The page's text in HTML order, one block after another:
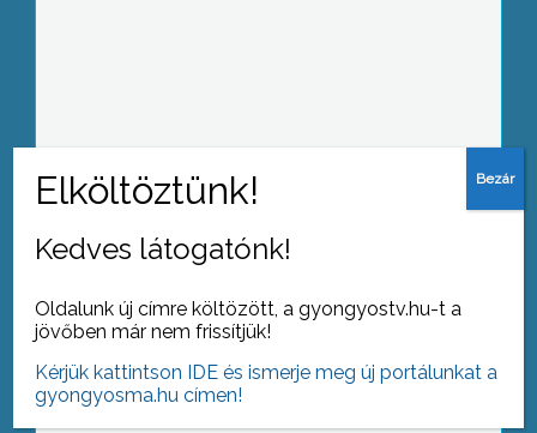
ismét színpadra lépett a MOZAIK
Színkör
Kedves látogatónk!
Oldalunk új címre költözött, a gyongyostv.hu-t a
jövőben már nem frissítjük!
Kérjük kattintson IDE és ismerje meg új portálunkat a
gyongyosma.hu címen!